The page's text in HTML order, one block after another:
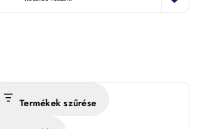
Termékek szűrése